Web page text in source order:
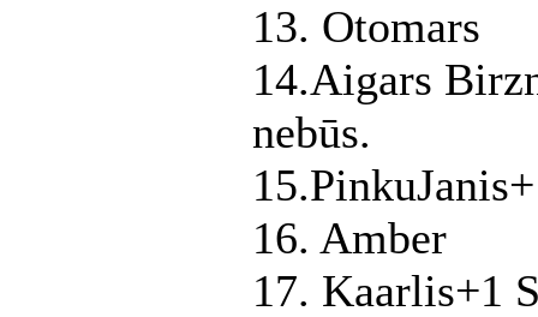
13. Otomars
14.Aigars
nebūs.
16. Amber
17. Kaarlis+1